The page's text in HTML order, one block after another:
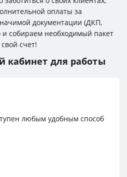
оплаты за
документации (ДКП,
собираем необходимый пакет
счет!
кабинет для работы
любым удобным способ